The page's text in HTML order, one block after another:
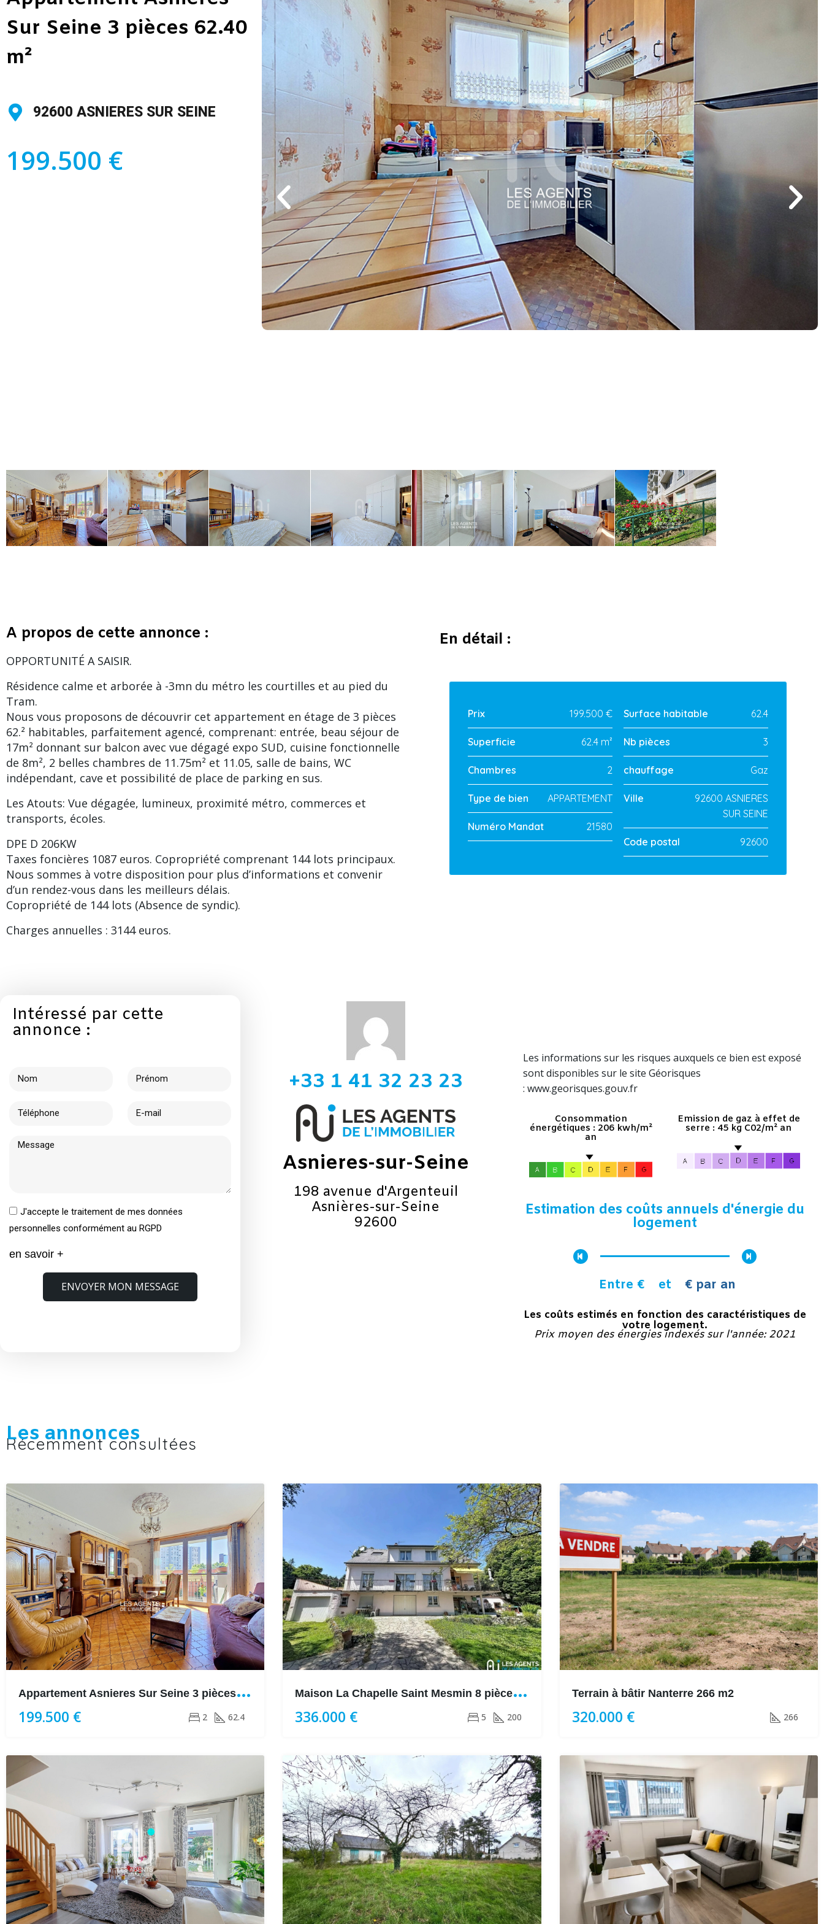
Sur Seine 3 pièces 62.40
m²
92600 ASNIERES SUR SEINE
199.500 €
A propos de cette annonce :
OPPORTUNITÉ A SAISIR.
Résidence calme et arborée à -3mn du métro les courtilles et au pied du
Tram.
Nous vous proposons de découvrir cet appartement en étage de 3 pièces
62.² habitables, parfaitement agencé, comprenant: entrée, beau séjour de
17m² donnant sur balcon avec vue dégagé expo SUD, cuisine fonctionnelle
de 8m², 2 belles chambres de 11.75m² et 11.05, salle de bains, WC
indépendant, cave et possibilité de place de parking en sus.
Les Atouts: Vue dégagée, lumineux, proximité métro, commerces et
transports, écoles.
DPE D 206KW
Taxes foncières 1087 euros. Copropriété comprenant 144 lots principaux.
Nous sommes à votre disposition pour plus d’informations et convenir
d’un rendez-vous dans les meilleurs délais.
Copropriété de 144 lots (Absence de syndic).
Charges annuelles : 3144 euros.
En détail :
Prix 199.500 €
Superficie 62.4 m²
Chambres 2
Type de bien APPARTEMENT
Numéro Mandat 21580
Surface habitable 62.4
Nb pièces 3
chauffage Gaz
Ville
92600 ASNIERES
SUR SEINE
Code postal 92600
Intéressé par cette
annonce :
J'accepte le traitement de mes données
personnelles conformément au RGPD
en savoir +
ENVOYER MON MESSAGE
+33 1 41 32 23 23
Asnieres-sur-Seine
198 avenue d'Argenteuil
Asnières-sur-Seine
92600
Les informations sur les risques auxquels ce bien est exposé
sont disponibles sur le site Géorisques
: www.georisques.gouv.fr
Consommation
énergétiques : 206 kwh/m²
an
Emission de gaz à effet de
serre : 45 kg C02/m² an
Estimation des coûts annuels d'énergie du
logement
Entre € et € par an
Les coûts estimés en fonction des caractéristiques de
votre logement.
Prix moyen des énergies indexés sur l'année: 2021
Les annonces
Récemment consultées
A
ppartement Asnieres Sur Seine 3 pièces 62.40 m²
199.500 € 2 62.4
M
aison La Chapelle Saint Mesmin 8 pièce(s) 200 m2
336.000 € 5 200
Terrain à bâtir Nanterre 266 m2
320.000 € 266